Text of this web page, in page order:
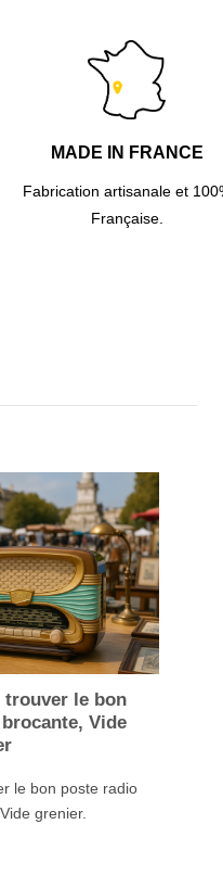
MADE IN FRANCE
Fabrication artisanale et
Française.
trouver le bon
Vide
le bon poste radio
grenier.